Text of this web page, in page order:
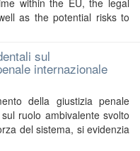
within the EU, the legal
as the potential risks to
sul
internazionale
della giustizia penale
ruolo ambivalente svolto
del sistema, si evidenzia